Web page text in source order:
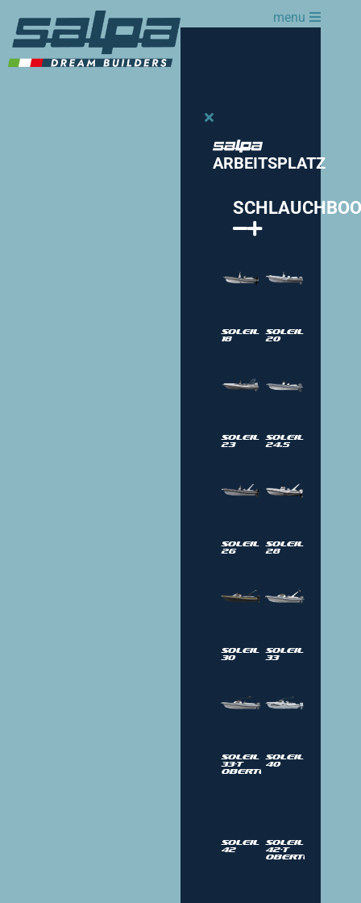
menu
ARBEITSPLATZ
Soleil
18
Soleil
20
Soleil
23
Soleil
24.5
Soleil
26
Soleil
28
Soleil
30
Soleil
33
Soleil
33-T
Oberteil
Soleil
40
Soleil
42
Soleil
42-T
Oberteil